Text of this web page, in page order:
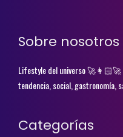
Sobre nosotros
Lifestyle del universo
tendencia, social, gastronomía,
Categorías